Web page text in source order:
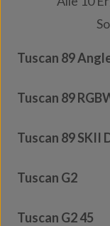
Tuscan 89
Tuscan 89
Tuscan 89 SKII
Tuscan G2
Tuscan G2 45